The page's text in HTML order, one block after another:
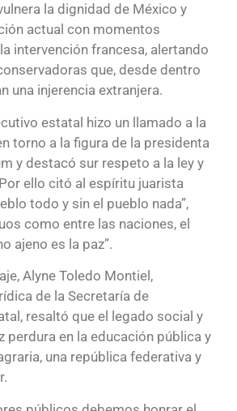
la dignidad de México y
actual con momentos
intervención francesa, alertando
que, desde dentro
una injerencia extranjera.
estatal hizo un llamado a la
torno a la figura de la presidenta
y destacó sur respeto a la ley y
ello citó al espíritu juarista
todo y sin el pueblo nada”,
como entre las naciones, el
ajeno es la paz”.
Alyne Toledo Montiel,
de la Secretaría de
resaltó que el legado social y
perdura en la educación pública y
una república federativa y